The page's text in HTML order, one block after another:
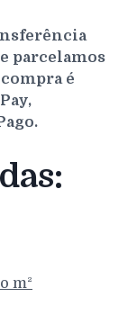
parcelamos
compra é
m²